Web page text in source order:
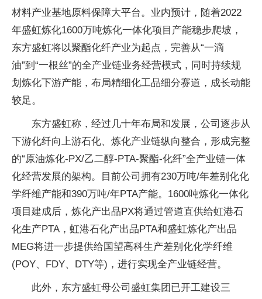
材料产业基地原料保障大平台。业内预计，随着2022
年盛虹炼化1600万吨炼化一体化项目产能稳步爬坡，
东方盛虹将以聚酯化纤产业为起点，完善从“一滴
油”到“一根丝”的全产业链业务经营模式，同时持续规
划炼化下游产能，布局精细化工品细分赛道，成长动能
较足。
东方盛虹称，经过几十年布局和发展，公司逐步从
下游化纤向上游石化、炼化产业链纵向整合，形成完整
的“原油炼化-PX/乙二醇-PTA-聚酯-化纤”全产业链一体
化经营发展的架构。目前公司拥有230万吨/年差别化化
学纤维产能和390万吨/年PTA产能。1600吨炼化一体化
项目建成后，炼化产出品PX将通过管道直供给虹港石
化生产PTA，虹港石化产出品PTA和盛虹炼化产出品
MEG将进一步提供给国望高科生产差别化化学纤维
(POY、FDY、DTY等)，进行实现全产业链经营。
此外，东方盛虹母公司盛虹集团已开工建设三